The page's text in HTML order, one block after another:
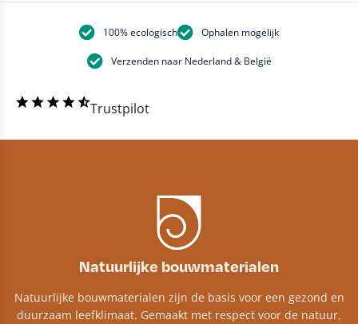
100% ecologisch Ophalen mogelijk
Verzenden naar Nederland & België
Trustpilot
Natuurlijke bouwmaterialen
Natuurlijke bouwmaterialen zijn de basis voor een gezond en
duurzaam leefklimaat. Gemaakt met respect voor de natuur,